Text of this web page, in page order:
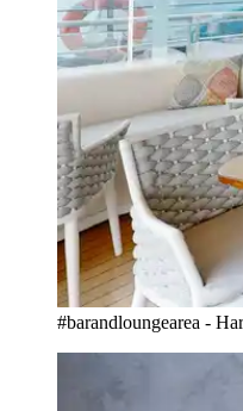
#barandloungearea -